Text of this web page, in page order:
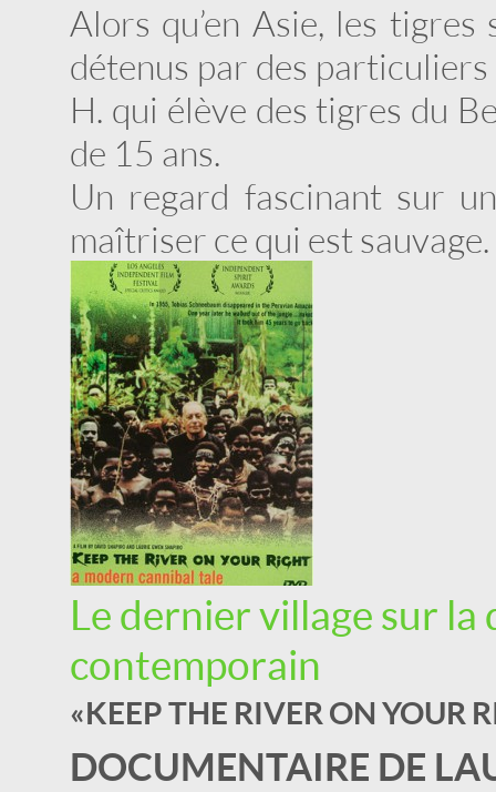
Alors qu’en Asie, les
détenus par des
H. qui élève des tigres du
de 15 ans.
Un regard fascinant sur
maîtriser ce qui est sauvage.
Le dernier village sur
contemporain
« KEEP THE RIVER ON YOUR
DOCUMENTAIRE DE